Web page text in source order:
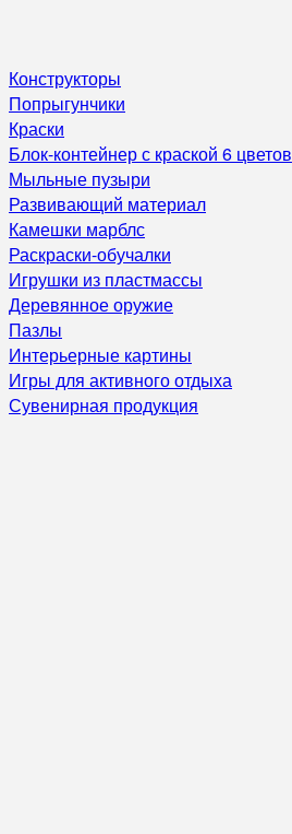
Конструкторы
Попрыгунчики
Краски
Блок-контейнер с краской 6 цветов
Мыльные пузыри
Развивающий материал
Камешки марблс
Раскраски-обучалки
Игрушки из пластмассы
Деревянное оружие
Пазлы
Интерьерные картины
Игры для активного отдыха
Сувенирная продукция